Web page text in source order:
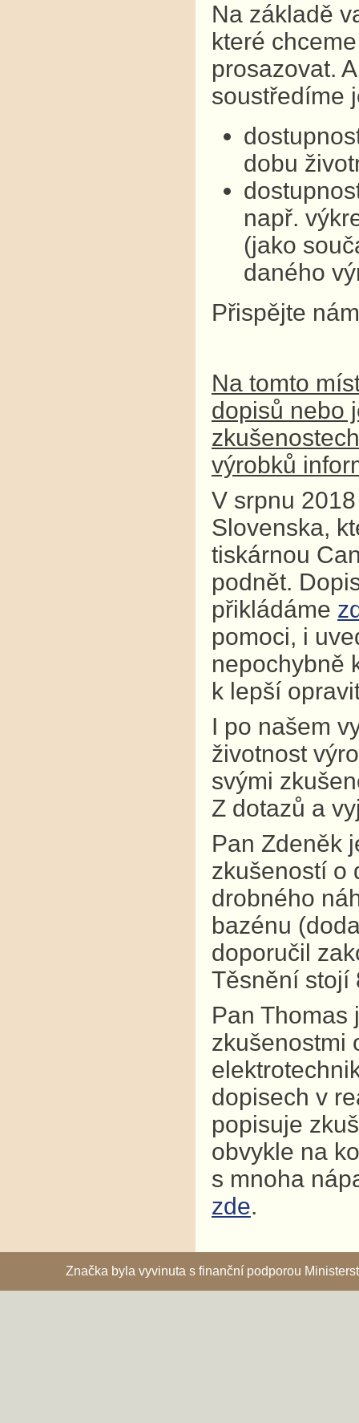
Na základě
které
prosazovat.
soustředíme
dobu
např.
(jako
daného
Přispějte
Na tomto
dopisů nebo
výrobků
V srpnu
Slovenska,
tiskárnou
podnět.
přikládáme
pomoci, i
nepochybně
k lepší
I po našem
životnost
svými
Z dotazů a
Pan Zdeněk
zkušeností o
drobného
bazénu
doporučil
Těsnění stojí
Pan Thomas
zkušenostmi
dopisech v
popisuje
obvykle na
s mnoha
zde.
Značka byla vyvinuta s finanční podporou